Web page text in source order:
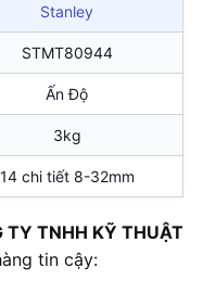
Stanley
STMT80944
Ấn Độ
3kg
14 chi tiết 8-32mm
TY TNHH KỸ THUẬT
tin cậy: